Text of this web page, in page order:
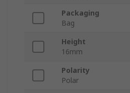
Packaging
Bag
Height
16mm
Polarity
Polar